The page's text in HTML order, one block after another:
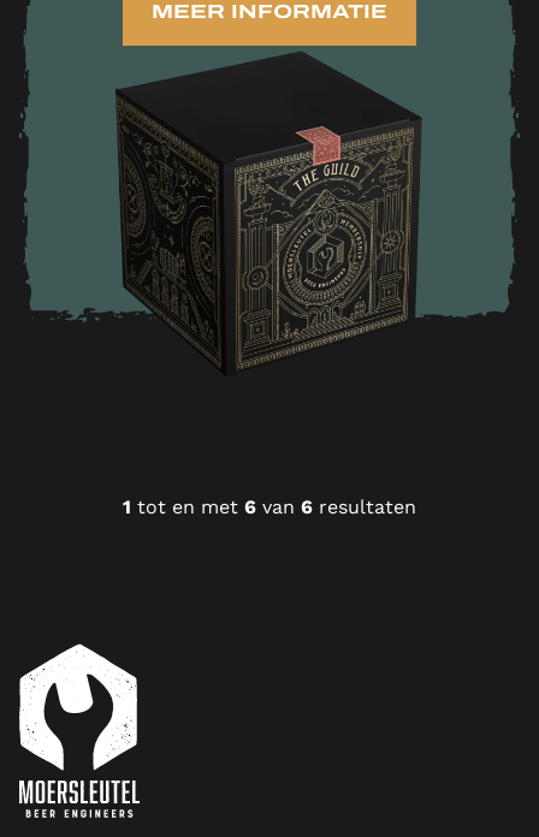
MEER INFORMATIE
1 tot en met 6 van 6 resultaten